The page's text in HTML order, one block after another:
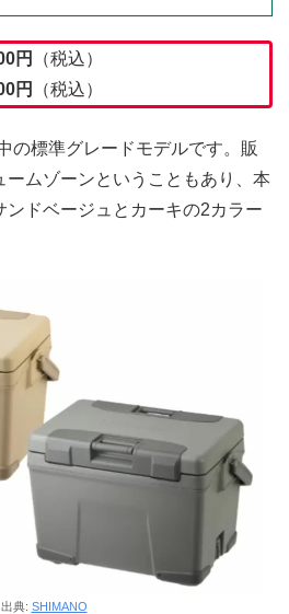
円
（税込）
円 （税込）
の標準グレードモデルです。販
ムゾーンということもあり、本
ンドベージュとカーキの2カラー
出典: SHIMANO